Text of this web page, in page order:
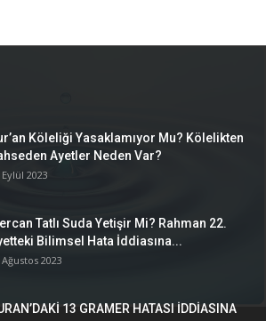
Köleliği Yasaklamıyor Mu? Kölelikten
Ayetler Neden Var?
Eylül 2023
Tatlı Suda Yetişir Mi? Rahman 22.
Bilimsel Hata İddiasına...
Ağustos 2023
13 GRAMER HATASI İDDİASINA